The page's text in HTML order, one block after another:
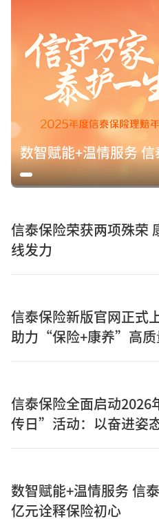
信泰保险荣获两项殊荣
线发力
信泰保险新版官网正式
助力“保险+康养”高质
信泰保险全面启动
传日”活动：以奋进姿
数智赋能+温情服务 信
亿元诠释保险初心